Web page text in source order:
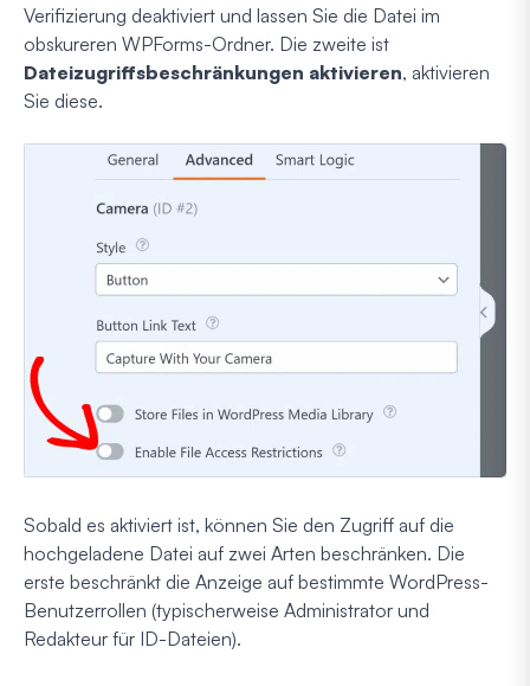
Verifizierung deaktiviert und lassen Sie die Datei im
obskureren WPForms-Ordner. Die zweite ist
Dateizugriffsbeschränkungen aktivieren, aktivieren
Sie diese.
Sobald es aktiviert ist, können Sie den Zugriff auf die
hochgeladene Datei auf zwei Arten beschränken. Die
erste beschränkt die Anzeige auf bestimmte WordPress-
Benutzerrollen (typischerweise Administrator und
Redakteur für ID-Dateien).